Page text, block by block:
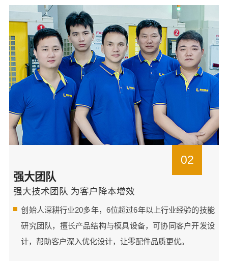
02
强大团队
强大技术团队 为客户降本增效
创始人深耕行业20多年，6位超过6年以上行业经验的技能
研究团队，擅长产品结构与模具设备，可协同客户开发设
计，帮助客户深入优化设计，让零配件品质更优。